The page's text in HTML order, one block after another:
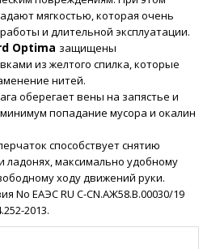
мягкостью, которая очень
и длительной эксплуатации.
Optima защищены
из желтого спилка, которые
нитей.
оберегает вены на запястье и
попадание мусора и окалин
способствует снятию
ладонях, максимально удобному
ходу движений руки.
No ЕАЭС RU C-CN.АЖ58.В.00030/19
2013.